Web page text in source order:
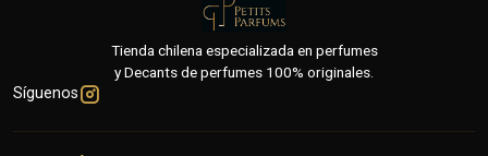
Tienda chilena especializada en perfumes
y Decants de perfumes 100% originales.
Síguenos